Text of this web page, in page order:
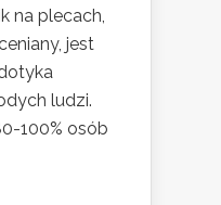
na plecach,
jest
ludzi.
100% osób